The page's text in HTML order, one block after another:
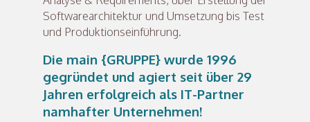
Softwarearchitektur und Umsetzung bis Test
und Produktionseinführung.
Die main {GRUPPE} wurde 1996
gegründet und agiert seit über 29
Jahren erfolgreich als IT-Partner
namhafter Unternehmen!